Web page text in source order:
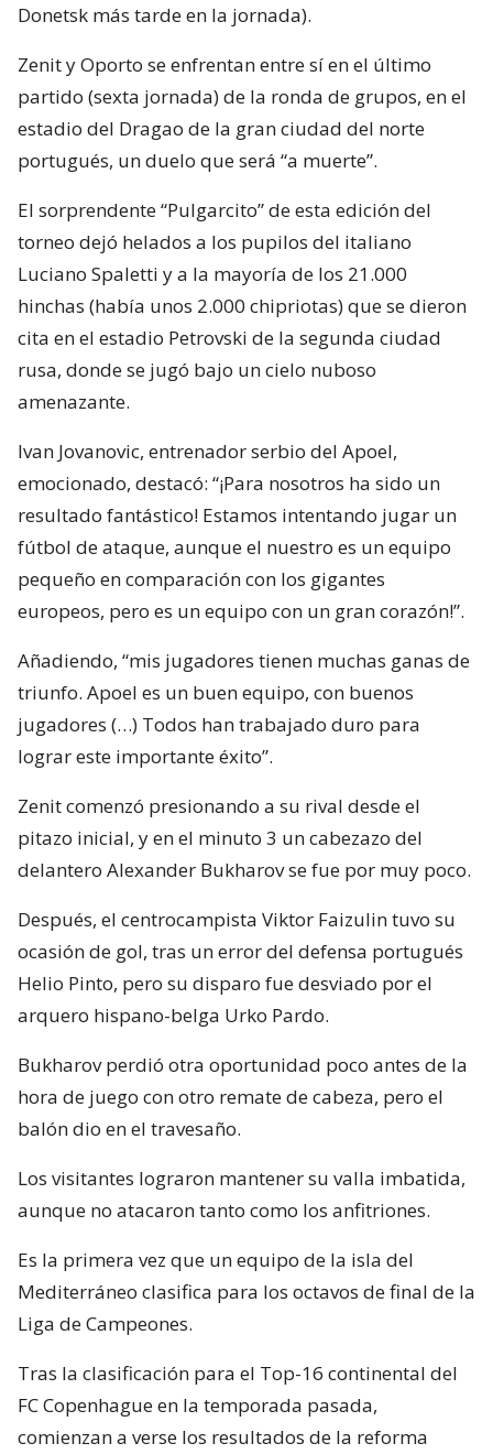
Donetsk más tarde en la jornada).
Zenit y Oporto se enfrentan entre sí en el último
partido (sexta jornada) de la ronda de grupos, en el
estadio del Dragao de la gran ciudad del norte
portugués, un duelo que será “a muerte”.
El sorprendente “Pulgarcito” de esta edición del
torneo dejó helados a los pupilos del italiano
Luciano Spaletti y a la mayoría de los 21.000
hinchas (había unos 2.000 chipriotas) que se dieron
cita en el estadio Petrovski de la segunda ciudad
rusa, donde se jugó bajo un cielo nuboso
amenazante.
Ivan Jovanovic, entrenador serbio del Apoel,
emocionado, destacó: “¡Para nosotros ha sido un
resultado fantástico! Estamos intentando jugar un
fútbol de ataque, aunque el nuestro es un equipo
pequeño en comparación con los gigantes
europeos, pero es un equipo con un gran corazón!”.
Añadiendo, “mis jugadores tienen muchas ganas de
triunfo. Apoel es un buen equipo, con buenos
jugadores (…) Todos han trabajado duro para
lograr este importante éxito”.
Zenit comenzó presionando a su rival desde el
pitazo inicial, y en el minuto 3 un cabezazo del
delantero Alexander Bukharov se fue por muy poco.
Después, el centrocampista Viktor Faizulin tuvo su
ocasión de gol, tras un error del defensa portugués
Helio Pinto, pero su disparo fue desviado por el
arquero hispano-belga Urko Pardo.
Bukharov perdió otra oportunidad poco antes de la
hora de juego con otro remate de cabeza, pero el
balón dio en el travesaño.
Los visitantes lograron mantener su valla imbatida,
aunque no atacaron tanto como los anfitriones.
Es la primera vez que un equipo de la isla del
Mediterráneo clasifica para los octavos de final de la
Liga de Campeones.
Tras la clasificación para el Top-16 continental del
FC Copenhague en la temporada pasada,
comienzan a verse los resultados de la reforma